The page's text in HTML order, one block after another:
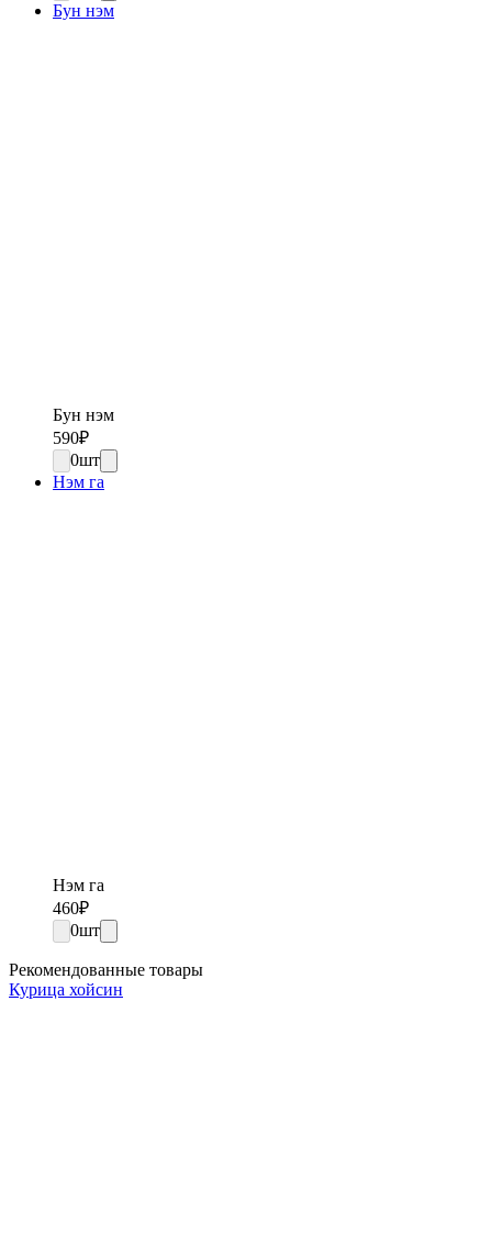
Бун нэм
Бун нэм
590₽
0шт
Нэм га
Нэм га
460₽
0шт
Рекомендованные товары
Курица хойсин